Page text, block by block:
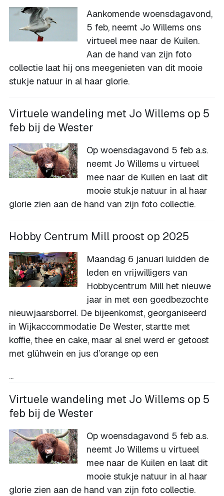
Aankomende woensdagavond,
5 feb, neemt Jo Willems ons
virtueel mee naar de Kuilen.
Aan de hand van zijn foto
collectie laat hij ons meegenieten van dit mooie
stukje natuur in al haar glorie.
Virtuele wandeling met Jo Willems op 5
feb bij de Wester
Op woensdagavond 5 feb a.s.
neemt Jo Willems u virtueel
mee naar de Kuilen en laat dit
mooie stukje natuur in al haar
glorie zien aan de hand van zijn foto collectie.
Hobby Centrum Mill proost op 2025
Maandag 6 januari luidden de
leden en vrijwilligers van
Hobbycentrum Mill het nieuwe
jaar in met een goedbezochte
nieuwjaarsborrel. De bijeenkomst, georganiseerd
in Wijkaccommodatie De Wester, startte met
koffie, thee en cake, maar al snel werd er getoost
met glühwein en jus d’orange op een
...
Virtuele wandeling met Jo Willems op 5
feb bij de Wester
Op woensdagavond 5 feb a.s.
neemt Jo Willems u virtueel
mee naar de Kuilen en laat dit
mooie stukje natuur in al haar
glorie zien aan de hand van zijn foto collectie.